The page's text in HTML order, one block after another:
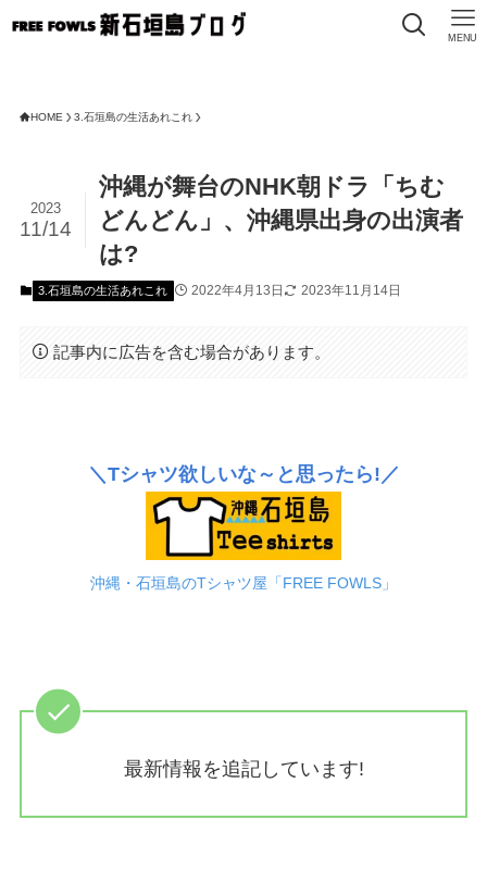
MENU
HOME 3.石垣島の生活あれこれ
沖縄が舞台のNHK朝ドラ「ちむ
どんどん」、沖縄県出身の出演者
は?
2023
11/14
3.石垣島の生活あれこれ 2022年4月13日 2023年11月14日
記事内に広告を含む場合があります。
＼Tシャツ欲しいな～と思ったら!／
沖縄・石垣島のTシャツ屋「FREE FOWLS」
最新情報を追記しています!